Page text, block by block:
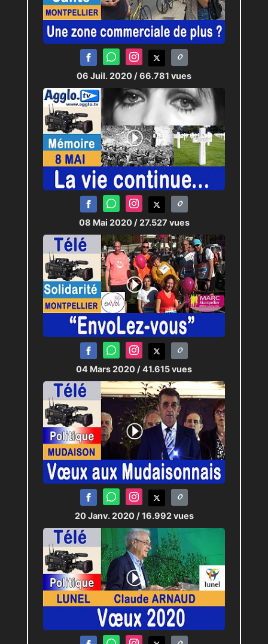
06 Juil. 2020 / 66.781 vues
08 Mai 2020 / 27.527 vues
04 Mars 2020 / 41.615 vues
20 Janv. 2020 / 16.992 vues